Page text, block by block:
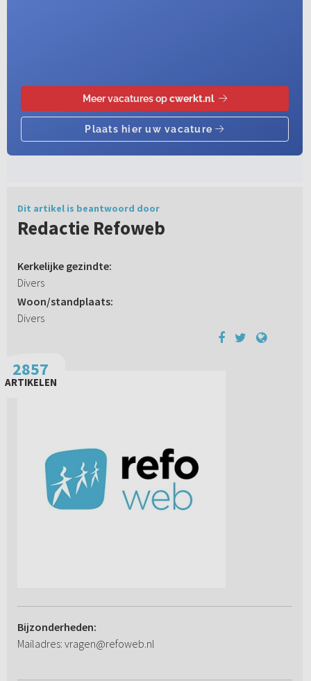
Dit artikel is beantwoord door
Redactie Refoweb
Kerkelijke gezindte:
Divers
Woon/standplaats:
Divers
2857
ARTIKELEN
Bijzonderheden:
Mailadres: vragen@refoweb.nl